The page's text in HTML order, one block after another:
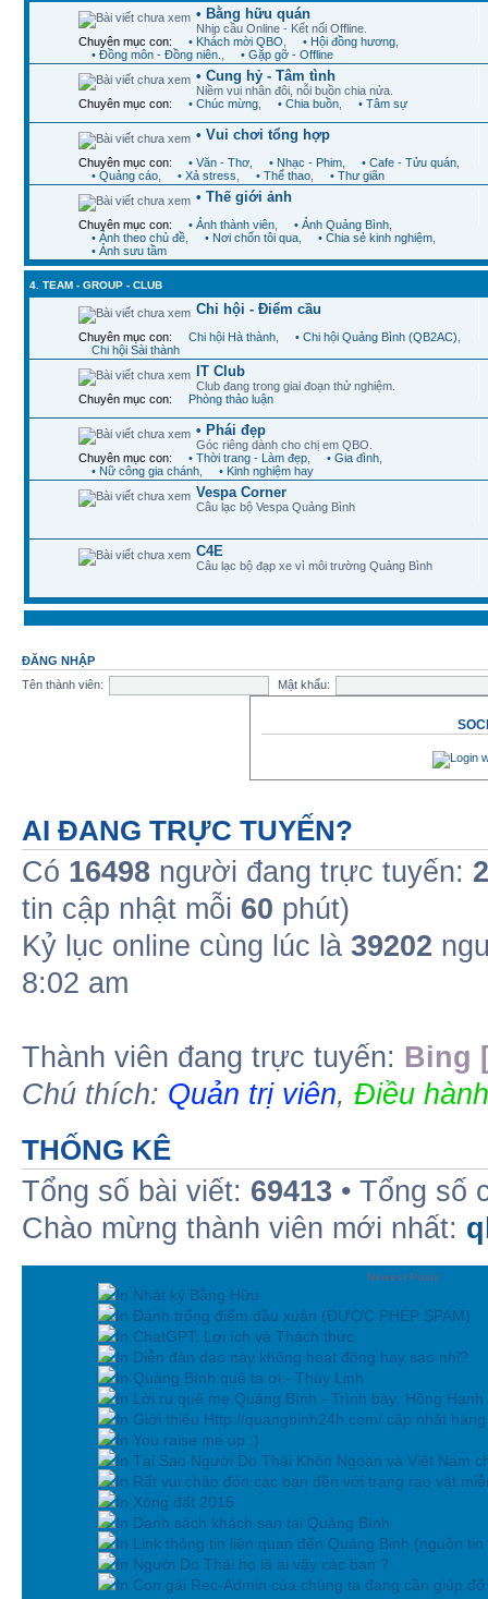
• Bằng hữu quán
Nhịp cầu Online - Kết nối Offline.
Chuyên mục con:
• Khách mời QBO • Hội đồng hương
• Đồng môn - Đồng niên.
• Gặp gỡ - Offline
• Cung hỷ - Tâm tình
Niềm vui nhân đôi, nỗi buồn chia nửa.
Chuyên mục con:
• Chúc mừng • Chia buồn • Tâm sự
• Vui chơi tổng hợp
Chuyên mục con: • Văn - Thơ • Nhạc - Phim • Cafe - Tửu quán
• Quảng cáo
• Xả stress • Thể thao • Thư giãn
• Thế giới ảnh
Chuyên mục con: • Ảnh thành viên • Ảnh Quảng Bình
• Ảnh theo chủ đề
• Nơi chốn tôi qua • Chia sẻ kinh nghiệm
• Ảnh sưu tầm
4. TEAM - GROUP - CLUB
Chi hội - Điểm cầu
Chuyên mục con: Chi hội Hà thành • Chi hội Quảng Bình (QB2AC)
Chi hội Sài thành
IT Club
Club đang trong giai đoạn thử nghiệm.
Chuyên mục con:
Phòng thảo luận
• Phái đẹp
Góc riêng dành cho chị em QBO.
Chuyên mục con:
• Thời trang - Làm đẹp • Gia đình
• Nữ công gia chánh
• Kinh nghiệm hay
Vespa Corner
Câu lạc bộ Vespa Quảng Bình
C4E
Câu lạc bộ đạp xe vì môi trường Quảng Bình
ĐĂNG NHẬP
Tên thành viên:
Mật khẩu:
AI ĐANG TRỰC TUYẾN?
Có 16498 người đang trực tuyến: 2
tin cập nhật mỗi 60 phút)
Kỷ lục online cùng lúc là 39202
8:02 am
Thành viên đang trực tuyến: Bing
Chú thích: Quản trị viên, Điều
THỐNG KÊ
Tổng số bài viết: 69413 • Tổng số
Chào mừng thành viên mới nhất:
Newest Posts
In Nhật ký Bằng Hữu
In Đánh trống điểm đầu xuân (ĐƯỢC PHÉP SPAM)
In ChatGPT: Lợi ích và Thách thức
In Diễn đàn dạo này không hoạt động hay sao nhỉ?
In Quảng Bình quê ta ơi - Thùy Linh
In Lời ru quê mẹ Quảng Bình - Trình bày: Hồng Hạnh
In Giới thiệu Http://quangbinh24h.com/ cập nhật
In You raise me up :)
In Tại Sao Người Do Thái Khôn Ngoan và Việt Nam
In Rất vui chào đón các bạn đền với trang rao vặt
In Xông đất 2015
In Danh sách khách sạn tại Quảng Bình
In Link thông tin liên quan đến Quảng Binh (nguồn tin
In Người Do Thái họ là ai vậy các bạn ?
In Con gái Rec-Admin của chúng ta đang cần giúp